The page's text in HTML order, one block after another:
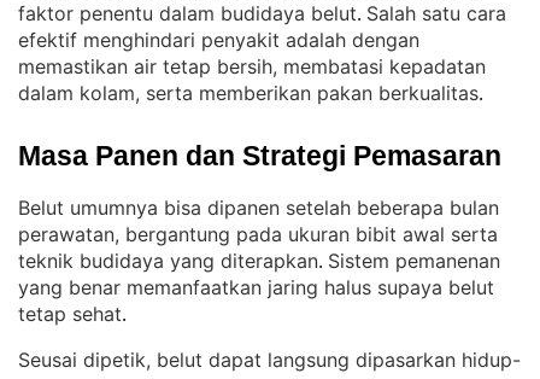
faktor penentu dalam budidaya belut. Salah satu cara
efektif menghindari penyakit adalah dengan
memastikan air tetap bersih, membatasi kepadatan
dalam kolam, serta memberikan pakan berkualitas.
Masa Panen dan Strategi Pemasaran
Belut umumnya bisa dipanen setelah beberapa bulan
perawatan, bergantung pada ukuran bibit awal serta
teknik budidaya yang diterapkan. Sistem pemanenan
yang benar memanfaatkan jaring halus supaya belut
tetap sehat.
Seusai dipetik, belut dapat langsung dipasarkan hidup-